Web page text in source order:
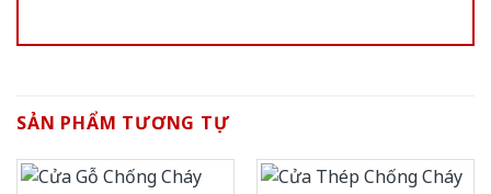
SẢN PHẨM TƯƠNG TỰ